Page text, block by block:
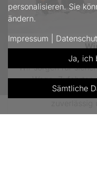
Wir sorgen für
Wege, Zufahrten
Winterdienst
personalisieren. Sie
ändern.
Impressum
Ja, ich
Sämtliche